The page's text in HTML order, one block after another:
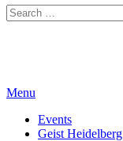
Search
for:
Menu
Events
Geist Heidelberg